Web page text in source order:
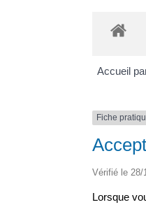
Accueil
Fiche
Vérifié le 28/
Lorsque